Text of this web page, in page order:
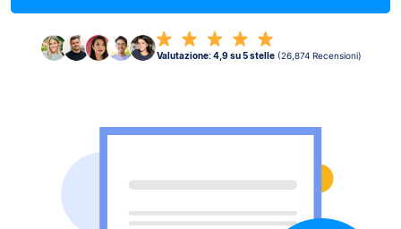
Valutazione: 4,9 su 5 stelle (26,874 Recensioni)